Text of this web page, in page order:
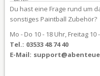
Du hast eine Frage rund um
sonstiges Paintball Zubehör?
Mo - Do 10 - 18 Uhr, Freitag 10
Tel.: 03533 48 74 40
E-Mail: